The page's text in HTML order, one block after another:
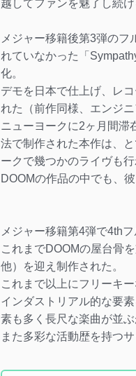
越してファンを魅了し続け
メジャー移籍後第3弾の
れていなかった「
化。
デモを日本で仕上げ、レ
れた（前作同様、エンジ
ニューヨークに2ヶ月間滞
法で制作された本作は、
ークで幾つかのライヴも行
DOOMの作品の中でも、
メジャー移籍第4弾で4th
これまでDOOMの屋台骨
他）を迎え制作された。
これまで以上にフリーキ
インダストリアル的な要
素も多く長尺な楽曲が並
また多彩な活動歴を持つ